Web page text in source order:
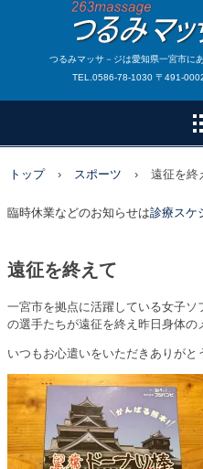
つるみマッサ－ジは愛知県一宮市に
TEL.0586-78-1030 〒491-
トップ › スポーツ › 遠征を終
臨時休業などのお知らせは診療スケ
遠征を終えて
一宮市を拠点に活躍している女子
の選手たちが遠征を終え昨日身体の
いつもお心遣いをいただきありがと